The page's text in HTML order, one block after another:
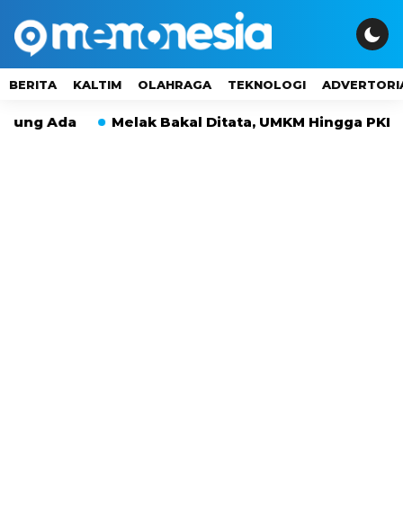
BERITA KALTIM OLAHRAGA TEKNOLOGI
Ada Melak Bakal Ditata, UMKM Hingga PKL Tak